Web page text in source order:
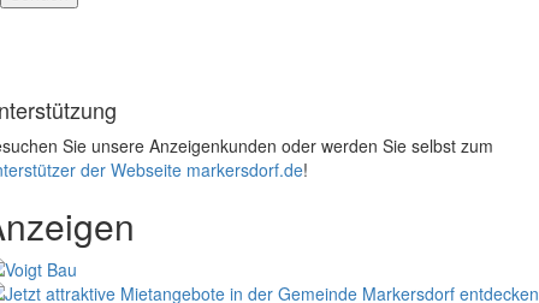
Sie unsere Anzeigenkunden oder werden Sie selbst zum
der Webseite markersdorf.de!